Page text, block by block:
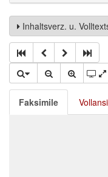
Inhaltsverz. u.
Faksimile